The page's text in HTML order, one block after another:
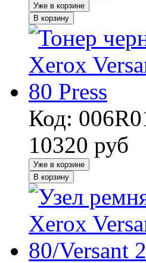
Уже в корзине
В корзину
Код:
10320 руб
Уже в корзине
В корзину